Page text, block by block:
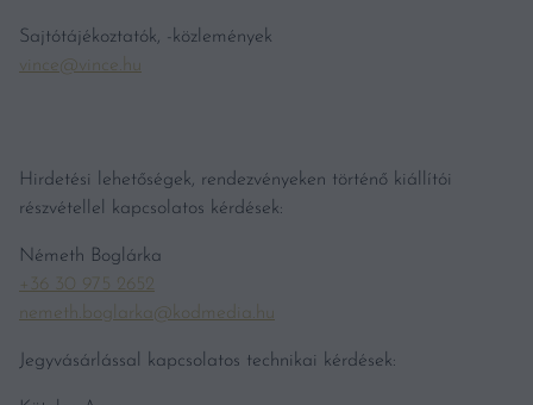
Sajtótájékoztatók, -közlemények
vince@vince.hu
Hirdetési lehetőségek, rendezvényeken történő kiállítói
részvétellel kapcsolatos kérdések:
Németh Boglárka
+36 30 975 2652
nemeth.boglarka@kodmedia.hu
Jegyvásárlással kapcsolatos technikai kérdések: